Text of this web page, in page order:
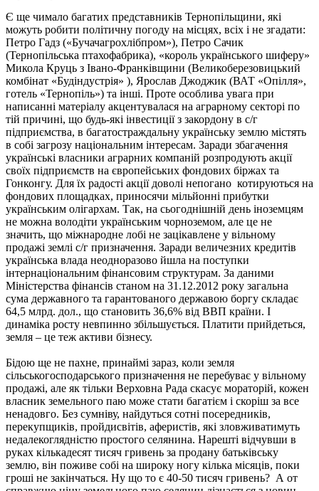
Є ще чимало багатих представників Тернопільщини, які
можуть робити політичну погоду на місцях, всіх і не згадати:
Петро Гадз («Бучачагрохлібпром»), Петро Сачик
(Тернопільська птахофабрика), «король українського шиферу»
Микола Круць з Івано-Франківщини (Великоберезовицький
комбінат «Будіндустрія» ), Ярослав Джоджик (ВАТ «Опілля»,
готель «Тернопіль») та інші. Проте особлива увага при
написанні матеріалу акцентувалася на аграрному секторі по
тій причині, що будь-які інвестиції з закордону в с/г
підприємства, в багатостраждальну українську землю містять
в собі загрозу національним інтересам. Заради збагачення
українські власники аграрних компаній розпродують акції
своїх підприємств на європейських фондових біржах та
Гонконгу. Для їх радості акції доволі непогано котируються на
фондових площадках, приносячи мільйонні прибутки
українським олігархам. Так, на сьогоднішній день іноземцям
не можна володіти українським чорноземом, але це не
значить, що міжнародне лобі не зацікавлене у вільному
продажі землі с/г призначення. Заради величезних кредитів
українська влада неодноразово йшла на поступки
інтернаціональним фінансовим структурам. За даними
Міністерства фінансів станом на 31.12.2012 року загальна
сума державного та гарантованого державою боргу складає
64,5 млрд. дол., що становить 36,6% від ВВП країни. І
динаміка росту невпинно збільшується. Платити прийдеться,
земля – це теж активи бізнесу.
Бідою ще не пахне, принаймі зараз, коли земля
сільськогосподарського призначення не перебуває у вільному
продажі, але як тільки Верховна Рада скасує мораторій, кожен
власник земельного паю може стати багатієм і скоріш за все
ненадовго. Без сумніву, найдуться сотні посередників,
перекупщиків, пройдисвітів, аферистів, які зловживатимуть
недалекоглядністю простого селянина. Нарешті відчувши в
руках кількадесят тисяч гривень за продану батьківську
землю, він поживе собі на широку ногу кілька місяців, поки
гроші не закінчаться. Ну що то є 40-50 тисяч гривень? А от